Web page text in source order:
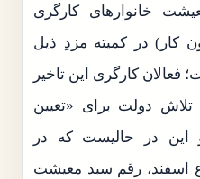
خانوارهای کارگری
بند دوم ماده ۴۱ قانون کار) در کمیته مزدِ ذیل
کارگری این تاخیر
دولت برای «تعیین
این در حالیست که در
اسفند، رقم سبد معیشت